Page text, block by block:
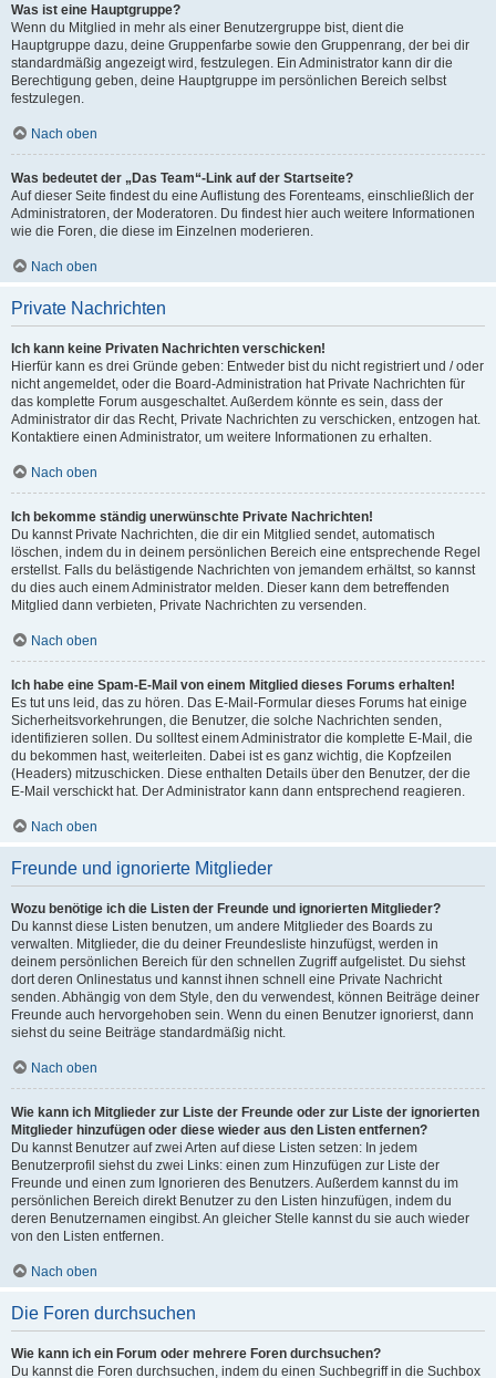
Was ist eine Hauptgruppe?
Wenn du Mitglied in mehr als einer Benutzergruppe bist, dient die
Hauptgruppe dazu, deine Gruppenfarbe sowie den Gruppenrang, der bei dir
standardmäßig angezeigt wird, festzulegen. Ein Administrator kann dir die
Berechtigung geben, deine Hauptgruppe im persönlichen Bereich selbst
festzulegen.
Nach oben
Was bedeutet der „Das Team“-Link auf der Startseite?
Auf dieser Seite findest du eine Auflistung des Forenteams, einschließlich der
Administratoren, der Moderatoren. Du findest hier auch weitere Informationen
wie die Foren, die diese im Einzelnen moderieren.
Nach oben
Private Nachrichten
Ich kann keine Privaten Nachrichten verschicken!
Hierfür kann es drei Gründe geben: Entweder bist du nicht registriert und / oder
nicht angemeldet, oder die Board-Administration hat Private Nachrichten für
das komplette Forum ausgeschaltet. Außerdem könnte es sein, dass der
Administrator dir das Recht, Private Nachrichten zu verschicken, entzogen hat.
Kontaktiere einen Administrator, um weitere Informationen zu erhalten.
Nach oben
Ich bekomme ständig unerwünschte Private Nachrichten!
Du kannst Private Nachrichten, die dir ein Mitglied sendet, automatisch
löschen, indem du in deinem persönlichen Bereich eine entsprechende Regel
erstellst. Falls du belästigende Nachrichten von jemandem erhältst, so kannst
du dies auch einem Administrator melden. Dieser kann dem betreffenden
Mitglied dann verbieten, Private Nachrichten zu versenden.
Nach oben
Ich habe eine Spam-E-Mail von einem Mitglied dieses Forums erhalten!
Es tut uns leid, das zu hören. Das E-Mail-Formular dieses Forums hat einige
Sicherheitsvorkehrungen, die Benutzer, die solche Nachrichten senden,
identifizieren sollen. Du solltest einem Administrator die komplette E-Mail, die
du bekommen hast, weiterleiten. Dabei ist es ganz wichtig, die Kopfzeilen
(Headers) mitzuschicken. Diese enthalten Details über den Benutzer, der die
E-Mail verschickt hat. Der Administrator kann dann entsprechend reagieren.
Nach oben
Freunde und ignorierte Mitglieder
Wozu benötige ich die Listen der Freunde und ignorierten Mitglieder?
Du kannst diese Listen benutzen, um andere Mitglieder des Boards zu
verwalten. Mitglieder, die du deiner Freundesliste hinzufügst, werden in
deinem persönlichen Bereich für den schnellen Zugriff aufgelistet. Du siehst
dort deren Onlinestatus und kannst ihnen schnell eine Private Nachricht
senden. Abhängig von dem Style, den du verwendest, können Beiträge deiner
Freunde auch hervorgehoben sein. Wenn du einen Benutzer ignorierst, dann
siehst du seine Beiträge standardmäßig nicht.
Nach oben
Wie kann ich Mitglieder zur Liste der Freunde oder zur Liste der ignorierten
Mitglieder hinzufügen oder diese wieder aus den Listen entfernen?
Du kannst Benutzer auf zwei Arten auf diese Listen setzen: In jedem
Benutzerprofil siehst du zwei Links: einen zum Hinzufügen zur Liste der
Freunde und einen zum Ignorieren des Benutzers. Außerdem kannst du im
persönlichen Bereich direkt Benutzer zu den Listen hinzufügen, indem du
deren Benutzernamen eingibst. An gleicher Stelle kannst du sie auch wieder
von den Listen entfernen.
Nach oben
Die Foren durchsuchen
Wie kann ich ein Forum oder mehrere Foren durchsuchen?
Du kannst die Foren durchsuchen, indem du einen Suchbegriff in die Suchbox